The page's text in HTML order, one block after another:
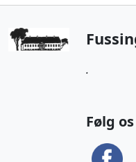
.
Følg